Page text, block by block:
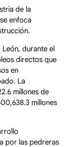
de la
enfoca
León, durante el
directos que
en
La
millones de
millones
por las pedreras